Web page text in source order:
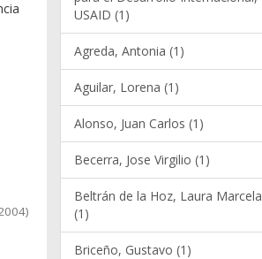
)
USAID (1)
Agreda, Antonia (1)
Aguilar, Lorena (1)
Alonso, Juan Carlos (1)
Becerra, Jose Virgilio (1)
Beltrán de la Hoz, Laura Marcela
(1)
Briceño, Gustavo (1)